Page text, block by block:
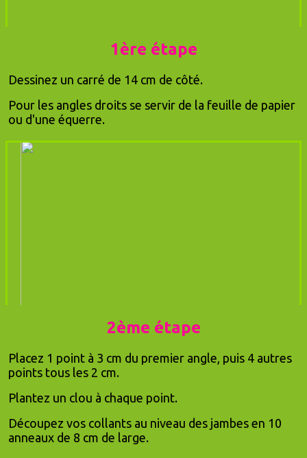
1ère étape
Dessinez un carré de 14 cm de côté.
Pour les angles droits se servir de la feuille de papier
ou d'une équerre.
2ème étape
Placez 1 point à 3 cm du premier angle, puis 4 autres
points tous les 2 cm.
Plantez un clou à chaque point.
Découpez vos collants au niveau des jambes en 10
anneaux de 8 cm de large.